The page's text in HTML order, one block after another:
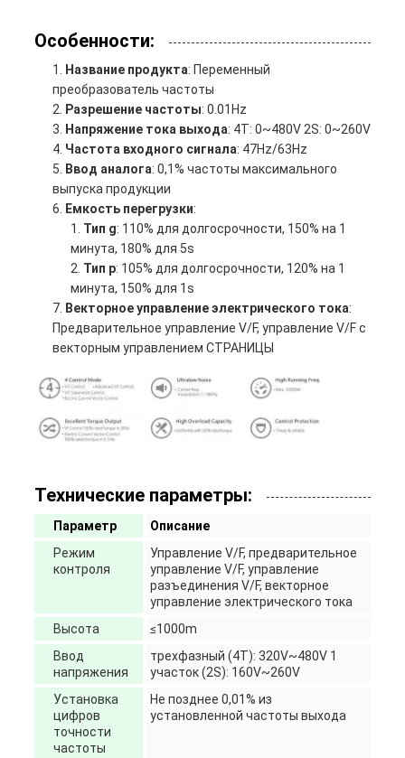
Особенности:
Название продукта: Переменный
преобразователь частоты
Разрешение частоты: 0.01Hz
Напряжение тока выхода: 4T: 0~480V 2S: 0~260V
Частота входного сигнала: 47Hz/63Hz
Ввод аналога: 0,1% частоты максимального
выпуска продукции
Емкость перегрузки:
Тип g: 110% для долгосрочности, 150% на 1
минута, 180% для 5s
Тип p: 105% для долгосрочности, 120% на 1
минута, 150% для 1s
Векторное управление электрического тока:
Предварительное управление V/F, управление V/F с
векторным управлением СТРАНИЦЫ
Технические параметры:
Параметр
Описание
Режим
контроля
Управление V/F, предварительное
управление V/F, управление
разъединения V/F, векторное
управление электрического тока
Высота
≤1000m
Ввод
напряжения
трехфазный (4T): 320V~480V 1
участок (2S): 160V~260V
Установка
цифров
точности
частоты
Не позднее 0,01% из
установленной частоты выхода